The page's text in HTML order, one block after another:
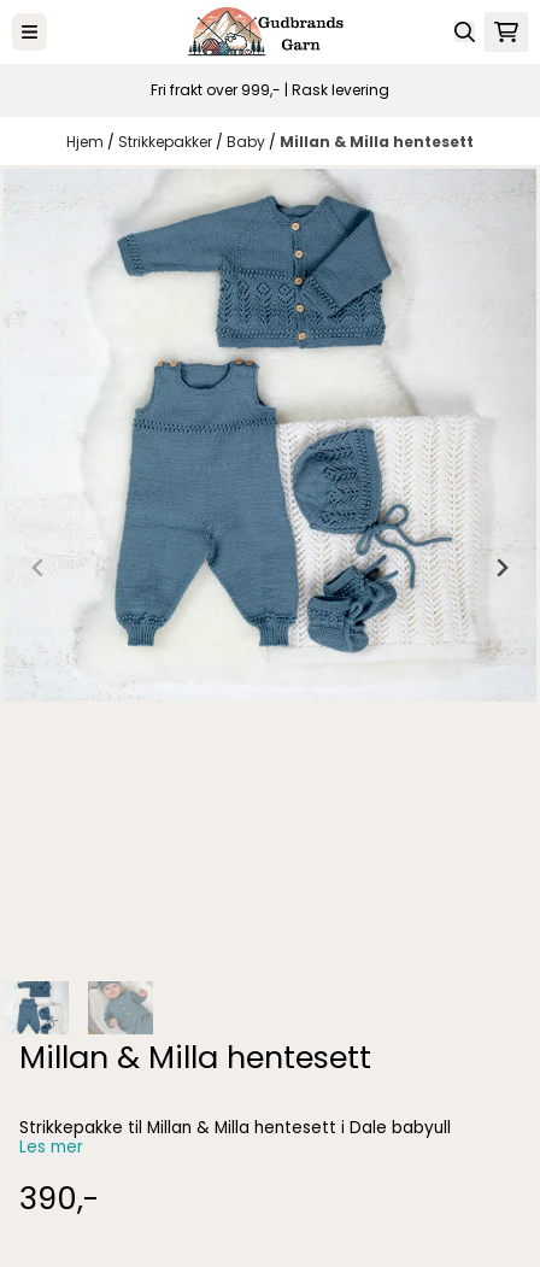
Hopp til innhold
Fri frakt over 999,- | Rask levering
Hjem / Strikkepakker / Baby / Millan & Milla hentesett
Millan & Milla hentesett
Strikkepakke til Millan & Milla hentesett i Dale babyull
Les mer
390,-